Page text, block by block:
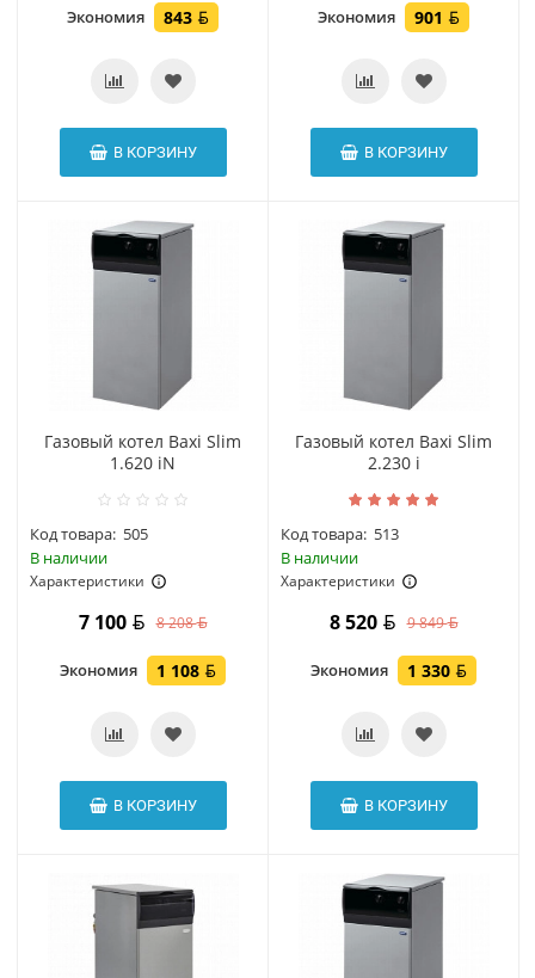
Экономия 843
В КОРЗИНУ
Экономия 901
В КОРЗИНУ
Газовый котел Baxi Slim
1.620 iN
Код товара: 505
В наличии
Характеристики
7 100 8 208
Экономия 1 108
В КОРЗИНУ
Газовый котел Baxi Slim
2.230 i
Код товара: 513
В наличии
Характеристики
8 520 9 849
Экономия 1 330
В КОРЗИНУ